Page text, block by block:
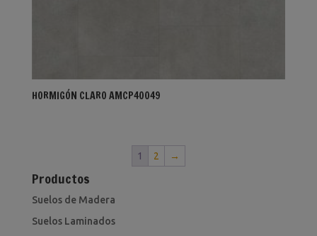
HORMIGÓN CLARO AMCP40049
1 2 →
Productos
Suelos de Madera
Suelos Laminados